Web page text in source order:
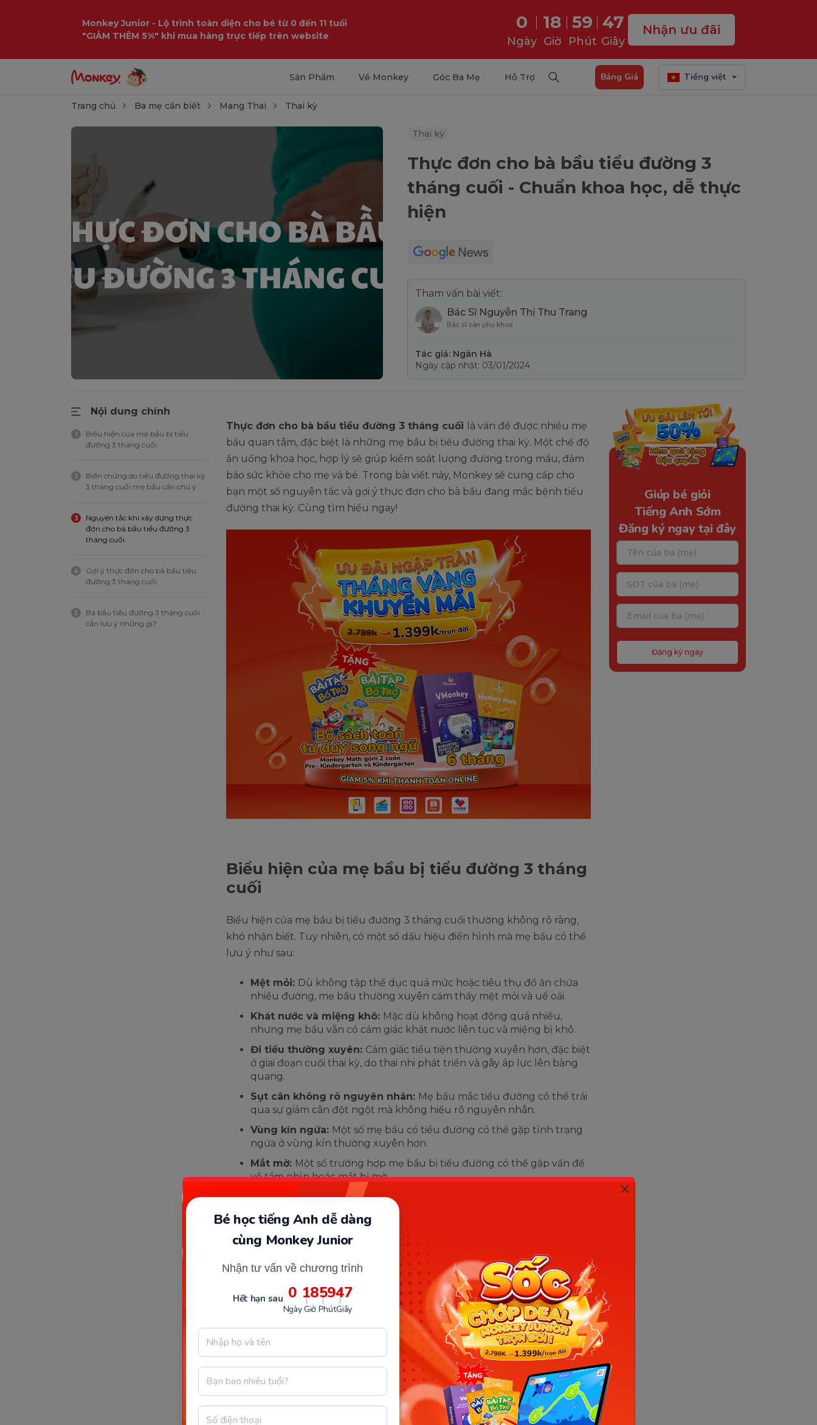
Monkey Junior - Lộ trình toàn diện cho bé từ 0 đến 11 tuổi
"GIẢM THÊM 5%" khi mua hàng trực tiếp trên website
0
Ngày
18
Giờ
59
Phút
46
Giây
Nhận ưu đãi
Sản Phẩm Về Monkey Góc Ba Mẹ Hỗ Trợ Bảng Giá Tiếng việt
Bé học tiếng Anh dễ dàng
cùng Monkey Junior
Nhận tư vấn về chương trình
Hết hạn sau 0
Ngày
18
Giờ
59
Phút
46
Giây
Trang chủ Ba mẹ cần biết Mang Thai Thai kỳ
Thai kỳ
Thực đơn cho bà bầu tiểu đường 3
tháng cuối - Chuẩn khoa học, dễ thực
hiện
Tham vấn bài viết:
Bác Sĩ Nguyễn Thị Thu Trang
Bác sĩ sản phụ khoa
Tác giả: Ngân Hà
Ngày cập nhật: 03/01/2024
Nội dung chính
1
Biểu hiện của mẹ bầu bị tiểu
đường 3 tháng cuối
2
Biến chứng do tiểu đường thai kỳ
3 tháng cuối mẹ bầu cần chú ý
3
Nguyên tắc khi xây dựng thực
đơn cho bà bầu tiểu đường 3
tháng cuối
4
Gợi ý thực đơn cho bà bầu tiểu
đường 3 tháng cuối
5
Bà bầu tiểu đường 3 tháng cuối
cần lưu ý những gì?
Thực đơn cho bà bầu tiểu đường 3 tháng cuối
là vấn đề được nhiều mẹ
bầu quan tâm, đặc biệt là những mẹ bầu bị tiểu đường thai kỳ. Một chế độ
ăn uống khoa học, hợp lý sẽ giúp kiểm soát lượng đường trong máu, đảm
bảo sức khỏe cho mẹ và bé. Trong bài viết này, Monkey sẽ cung cấp cho
bạn một số nguyên tắc và gợi ý thực đơn cho bà bầu đang mắc bệnh tiểu
đường thai kỳ. Cùng tìm hiểu ngay!
Biểu hiện của mẹ bầu bị tiểu đường 3 tháng
cuối
Biểu hiện của mẹ bầu bị tiểu đường 3 tháng cuối thường không rõ ràng,
khó nhận biết. Tuy nhiên, có một số dấu hiệu điển hình mà mẹ bầu có thể
lưu ý như sau:
Mệt mỏi: Dù không tập thể dục quá mức hoặc tiêu thụ đồ ăn chứa
nhiều đường, mẹ bầu thường xuyên cảm thấy mệt mỏi và uể oải.
Khát nước và miệng khô: Mặc dù không hoạt động quá nhiều,
nhưng mẹ bầu vẫn có cảm giác khát nước liên tục và miệng bị khô.
Đi tiểu thường xuyên: Cảm giác tiểu tiện thường xuyên hơn, đặc biệt
ở giai đoạn cuối thai kỳ, do thai nhi phát triển và gây áp lực lên bàng
quang.
Sụt cân không rõ nguyên nhân: Mẹ bầu mắc tiểu đường có thể trải
qua sự giảm cân đột ngột mà không hiểu rõ nguyên nhân.
Vùng kín ngứa: Một số mẹ bầu có tiểu đường có thể gặp tình trạng
ngứa ở vùng kín thường xuyên hơn.
Mắt mờ: Một số trường hợp mẹ bầu bị tiểu đường có thể gặp vấn đề
về tầm nhìn hoặc mắt bị mờ.
Biểu hiện của mẹ bầu bị tiểu đường 3 tháng cuối. (Ảnh: Sưu tầm Internet)
Giúp bé giỏi
Tiếng Anh Sớm
Đăng ký ngay tại đây
Đăng ký ngay